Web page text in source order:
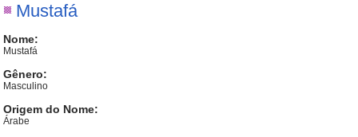
Mustafá
Nome:
Mustafá
Gênero:
Masculino
Origem do Nome:
Árabe